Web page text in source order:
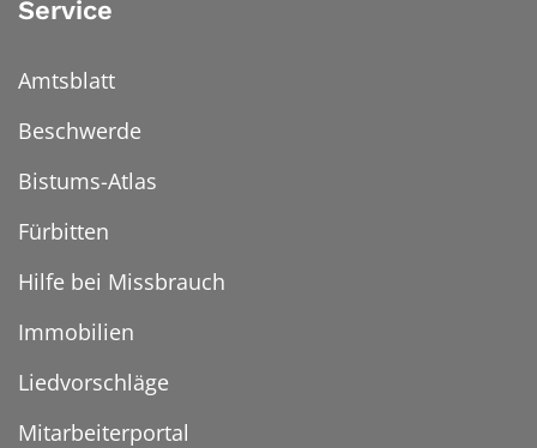
Service
Amtsblatt
Beschwerde
Bistums-Atlas
Fürbitten
Hilfe bei Missbrauch
Immobilien
Liedvorschläge
Mitarbeiterportal